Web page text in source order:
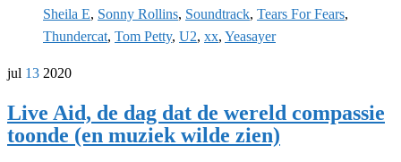
Sheila E, Sonny Rollins, Soundtrack, Tears For Fears,
Thundercat, Tom Petty, U2, xx, Yeasayer
jul 13 2020
Live Aid, de dag dat de wereld compassie
toonde (en muziek wilde zien)